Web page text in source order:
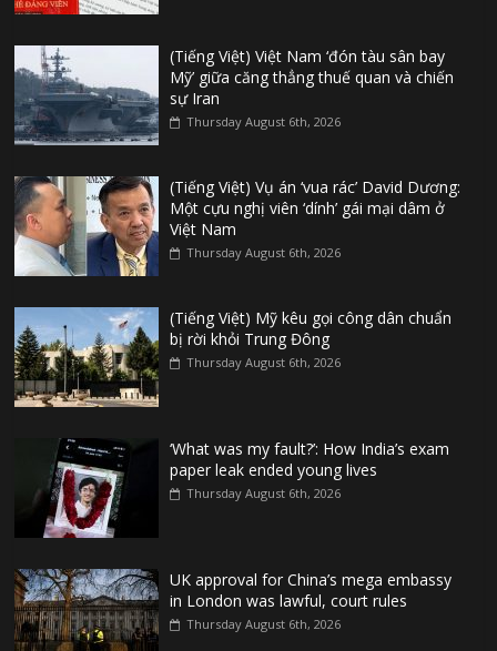
(Tiếng Việt) Việt Nam ‘đón tàu sân bay
Mỹ’ giữa căng thẳng thuế quan và chiến
sự Iran
Thursday August 6th, 2026
(Tiếng Việt) Vụ án ‘vua rác’ David Dương:
Một cựu nghị viên ‘dính’ gái mại dâm ở
Việt Nam
Thursday August 6th, 2026
(Tiếng Việt) Mỹ kêu gọi công dân chuẩn
bị rời khỏi Trung Đông
Thursday August 6th, 2026
‘What was my fault?’: How India’s exam
paper leak ended young lives
Thursday August 6th, 2026
UK approval for China’s mega embassy
in London was lawful, court rules
Thursday August 6th, 2026